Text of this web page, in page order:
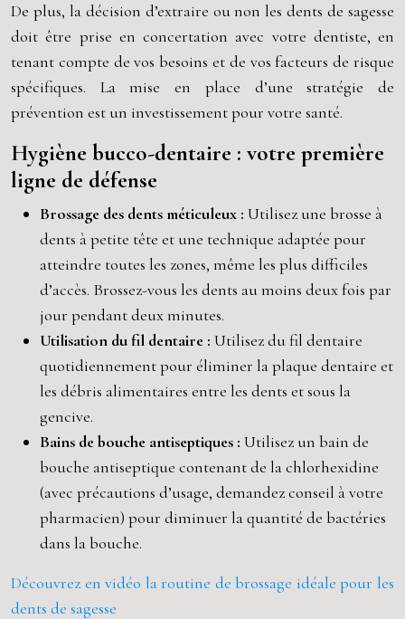
De plus, la décision d’extraire ou non les dents de sagesse
doit être prise en concertation avec votre dentiste, en
tenant compte de vos besoins et de vos facteurs de risque
spécifiques. La mise en place d’une stratégie de
prévention est un investissement pour votre santé.
Hygiène bucco-dentaire : votre première
ligne de défense
Brossage des dents méticuleux : Utilisez une brosse à
dents à petite tête et une technique adaptée pour
atteindre toutes les zones, même les plus difficiles
d’accès. Brossez-vous les dents au moins deux fois par
jour pendant deux minutes.
Utilisation du fil dentaire : Utilisez du fil dentaire
quotidiennement pour éliminer la plaque dentaire et
les débris alimentaires entre les dents et sous la
gencive.
Bains de bouche antiseptiques : Utilisez un bain de
bouche antiseptique contenant de la chlorhexidine
(avec précautions d’usage, demandez conseil à votre
pharmacien) pour diminuer la quantité de bactéries
dans la bouche.
Découvrez en vidéo la routine de brossage idéale pour les
dents de sagesse